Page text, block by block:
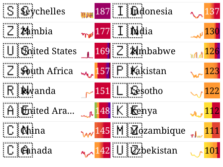
🇸🇨 187
Seychelles
🇿🇲 177
Zambia
🇺🇸 169
United States
🇿🇦 157
South Africa
🇷🇼 151
Rwanda
🇦🇪 148
United Arab Emirates
🇨🇳 145
China
🇨🇦 142
Canada
🇮🇩 137
Indonesia
🇮🇳 130
India
🇿🇼 126
Zimbabwe
🇵🇰 123
Pakistan
🇱🇸 122
Lesotho
🇰🇪 112
Kenya
🇲🇿 111
Mozambique
🇺🇿 101
Uzbekistan